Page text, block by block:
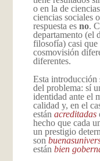
o en la de
ciencias sociales
respuesta es no.
departamento (el
filosofía) casi que
cosmovisión
diferentes.
Esta introducción
del problema: sí
identidad ante el
calidad y, en el
están acreditadas
hecho que cada
un prestigio
son buenas
están bien